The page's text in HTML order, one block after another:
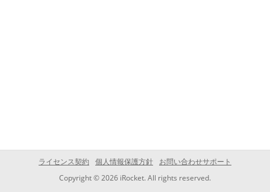
ライセンス契約 個人情報保護方針
お問い合わせサポート
Copyright © 2026 iRocket. All rights reserved.